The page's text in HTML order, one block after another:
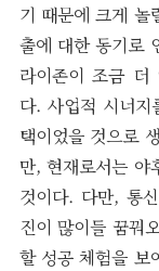
기 때문에 크게 놀
출에 대한 동기로
라이존이 조금 더
다. 사업적 시너지
택이었을 것으로
만, 현재로서는 야
것이다. 다만, 통
진이 많이들 꿈꿔
할 성공 체험을 보